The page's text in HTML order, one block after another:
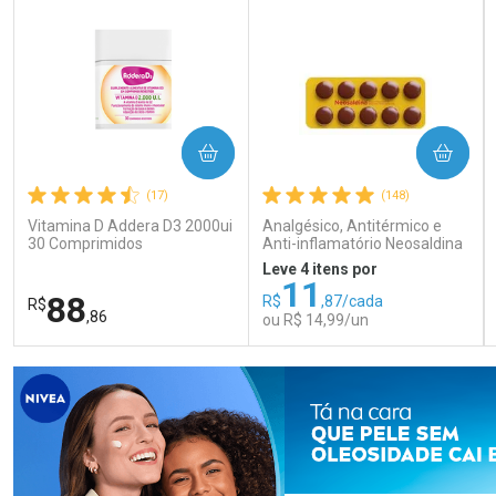
(17)
Vitamina D Addera D3 2000ui
30 Comprimidos
R$88,86
COMPRAR
FECHAR
Laboratório
FECHAR
Por Menos
(148)
Analgésico, Antitérmico e
Anti-inflamatório Neosaldina
30mg + 300mg + 30mg 10
Drágeas
Leve 4 itens por
R$11 ,87/cada
ou R$ 14,99/un
COMPRAR
Laboratório
Por Menos